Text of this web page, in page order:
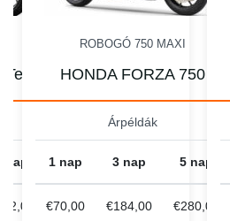
nap
ROBOGÓ 750 MAXI
HONDA FORZA 750
Árpéldák
1 nap 3 nap 5 nap
€70,00 €184,00 €280,00